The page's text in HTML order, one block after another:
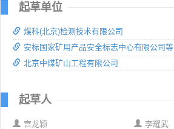
起草单位
煤科(北京)检测技术有限公司
安标国家矿用产品安全标志中心有限公司等
北京中煤矿山工程有限公司
起草人
宫龙颖
李耀武